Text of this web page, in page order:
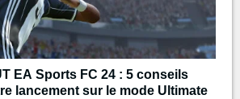
EA Sports FC 24 : 5 conseils
lancement sur le mode Ultimate